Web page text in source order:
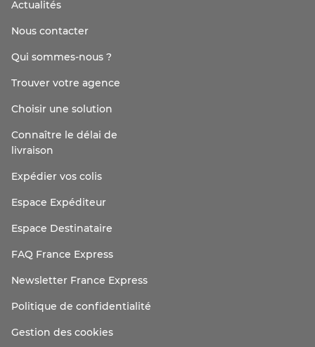
Actualités
Nous contacter
Qui sommes-nous ?
Trouver votre agence
Choisir une solution
Connaître le délai de
livraison
Expédier vos colis
Espace Expéditeur
Espace Destinataire
FAQ France Express
Newsletter France Express
Politique de confidentialité
Gestion des cookies